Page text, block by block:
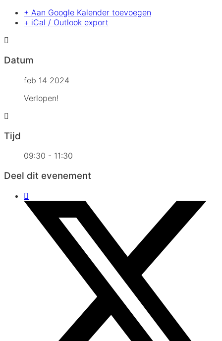
+ Aan Google Kalender toevoegen
+ iCal / Outlook export
Datum
feb 14 2024
Verlopen!
Tijd
09:30 - 11:30
Deel dit evenement